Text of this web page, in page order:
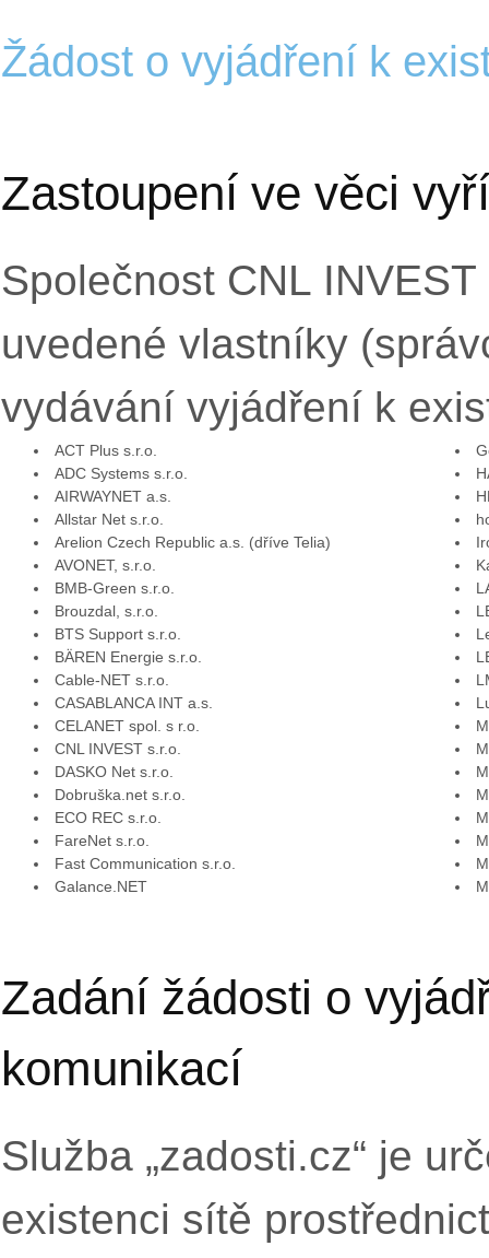
Žádost o vyjádření k
Zastoupení ve věci
Společnost CNL
uvedené vlastníky
vydávání vyjádření k
ACT Plus s.r.o.
ADC Systems s.r.o.
AIRWAYNET a.s.
Allstar Net s.r.o.
Arelion Czech Republic a.s. (dříve Telia)
AVONET, s.r.o.
BMB-Green s.r.o.
Brouzdal, s.r.o.
BTS Support s.r.o.
BÄREN Energie s.r.o.
Cable-NET s.r.o.
CASABLANCA INT a.s.
CELANET spol. s r.o.
CNL INVEST s.r.o.
DASKO Net s.r.o.
Dobruška.net s.r.o.
ECO REC s.r.o.
FareNet s.r.o.
Fast Communication s.r.o.
Galance.NET
Zadání žádosti o
komunikací
Služba „zadosti.cz“ je
existenci sítě